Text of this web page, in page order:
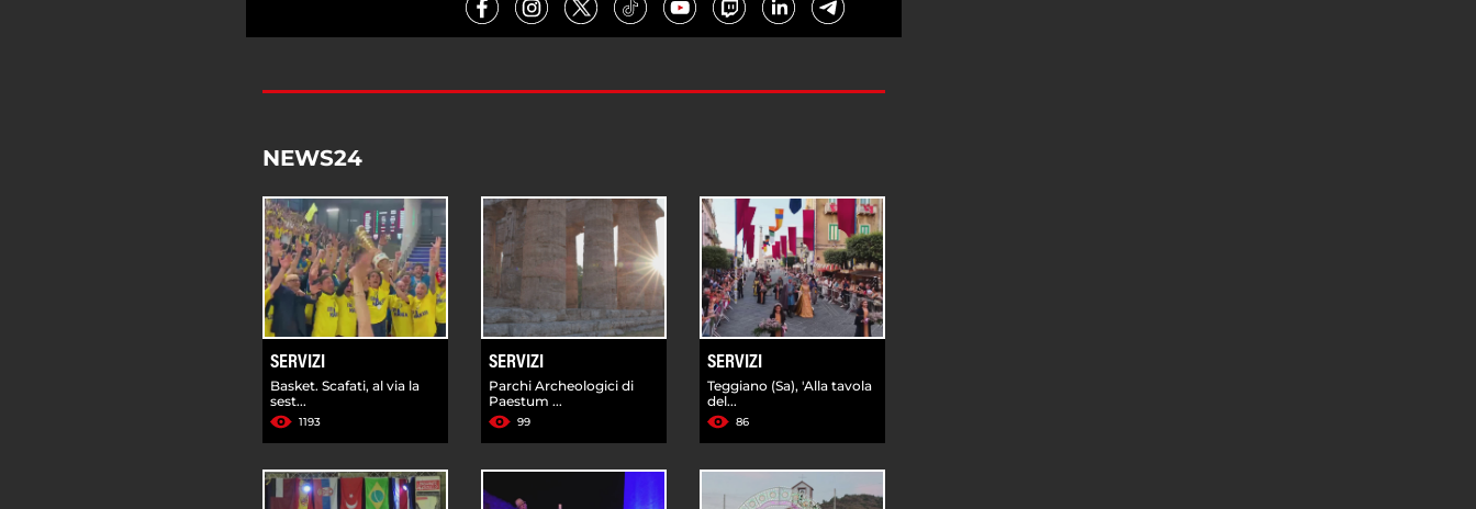
NEWS24
SERVIZI
Basket. Scafati, al via la
sest...
1193
SERVIZI
Parchi Archeologici di
Paestum ...
99
SERVIZI
Teggiano (Sa), 'Alla tavola
del...
86